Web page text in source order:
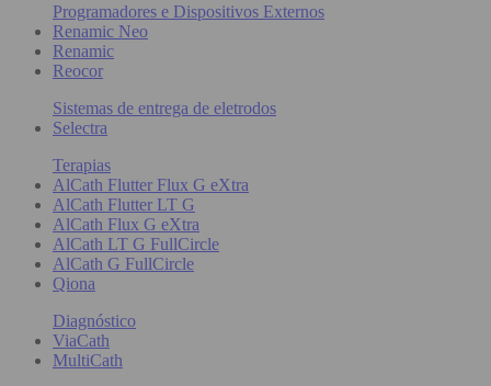
Programadores e Dispositivos Externos
Renamic Neo
Renamic
Reocor
Sistemas de entrega de eletrodos
Selectra
Terapias
AlCath Flutter Flux G eXtra
AlCath Flutter LT G
AlCath Flux G eXtra
AlCath LT G FullCircle
AlCath G FullCircle
Qiona
Diagnóstico
ViaCath
MultiCath